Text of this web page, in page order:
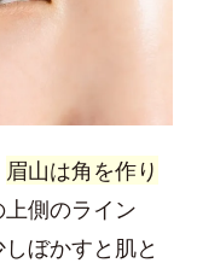
眉山は角を作り
上側のライン
ぼかすと肌と